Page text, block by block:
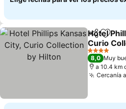
Compartir
Hotel
Curio
Ver precios
4 Estrellas
8,0 Muy
a 10.4 km
Cercanía